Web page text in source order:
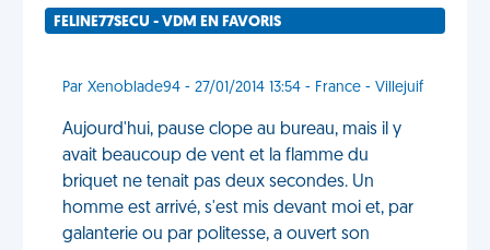
FELINE77SECU - VDM EN FAVORIS
Par Xenoblade94 - 27/01/2014 13:54 - France - Villejuif
Aujourd'hui, pause clope au bureau, mais il y
avait beaucoup de vent et la flamme du
briquet ne tenait pas deux secondes. Un
homme est arrivé, s'est mis devant moi et, par
galanterie ou par politesse, a ouvert son